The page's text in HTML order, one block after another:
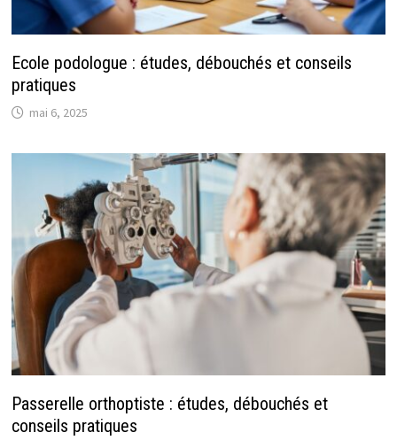
Ecole podologue : études, débouchés et conseils
pratiques
mai 6, 2025
Passerelle orthoptiste : études, débouchés et
conseils pratiques